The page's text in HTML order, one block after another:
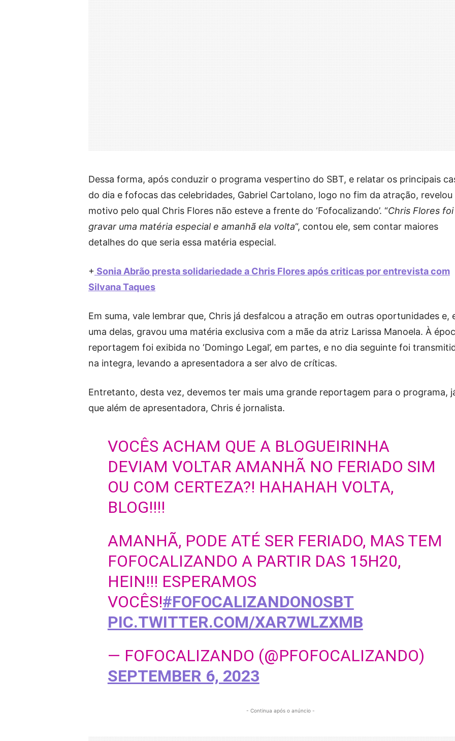
Dessa forma, após conduzir o programa vespertino do SBT, e relatar os principais
do dia e fofocas das celebridades, Gabriel Cartolano, logo no fim da atração, revelou
motivo pelo qual Chris Flores não esteve a frente do ‘Fofocalizando’. “Chris Flores foi
gravar uma matéria especial e amanhã ela volta“, contou ele, sem contar maiores
detalhes do que seria essa matéria especial.
+ Sonia Abrão presta solidariedade a Chris Flores após criticas por entrevista com
Silvana Taques
Em suma, vale lembrar que, Chris já desfalcou a atração em outras oportunidades e,
uma delas, gravou uma matéria exclusiva com a mãe da atriz Larissa Manoela. À
reportagem foi exibida no ‘Domingo Legal’, em partes, e no dia seguinte foi
na integra, levando a apresentadora a ser alvo de críticas.
Entretanto, desta vez, devemos ter mais uma grande reportagem para o programa,
que além de apresentadora, Chris é jornalista.
VOCÊS ACHAM QUE A BLOGUEIRINHA
DEVIAM VOLTAR AMANHÃ NO FERIADO SIM
OU COM CERTEZA?! HAHAHAH VOLTA,
BLOG!!!!
AMANHÃ, PODE ATÉ SER FERIADO, MAS TEM
FOFOCALIZANDO A PARTIR DAS 15H20,
HEIN!!! ESPERAMOS
VOCÊS!#FOFOCALIZANDONOSBT
PIC.TWITTER.COM/XAR7WLZXMB
— FOFOCALIZANDO (@PFOFOCALIZANDO)
SEPTEMBER 6, 2023
- Continua após o anúncio -